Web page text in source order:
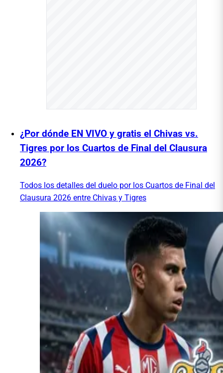
¿Por dónde EN VIVO y gratis el Chivas vs.
Tigres por los Cuartos de Final del Clausura
2026?
Todos los detalles del duelo por los Cuartos de Final del
Clausura 2026 entre Chivas y Tigres